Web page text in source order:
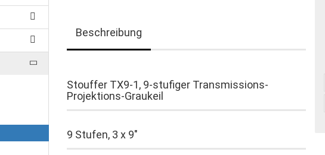
Beschreibung
Stouffer TX9-1, 9-stufiger Transmissions-
Projektions-Graukeil
9 Stufen, 3 x 9"